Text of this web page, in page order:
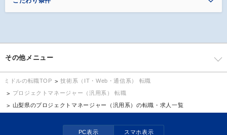
その他メニュー
ミドルの転職TOP
技術系（IT・Web・通信系） 転職
プロジェクトマネージャー（汎用系） 転職
山梨県のプロジェクトマネージャー（汎用系）の転職・求人一覧
PC表示 スマホ表示